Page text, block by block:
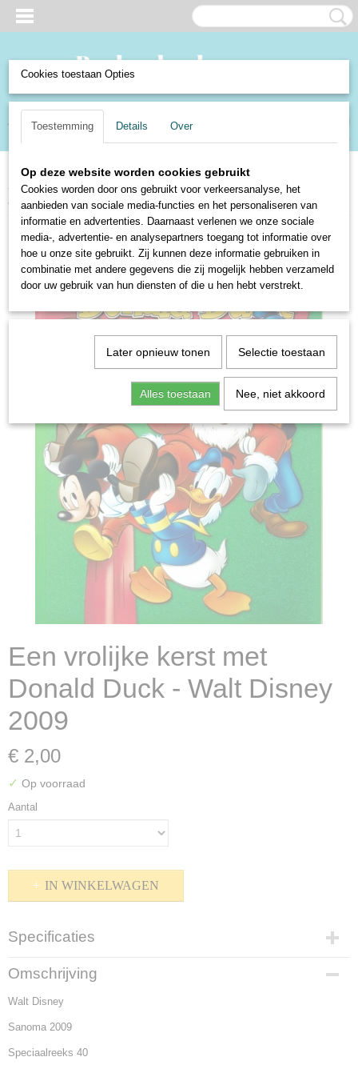
Inloggen Registreren
(0)
Home>Boeken en Strips> Strips>Disney>Donald Duck >Een vrolijke
kerst met Donald Duck - Walt Disney 2009
Een vrolijke kerst met
Donald Duck - Walt Disney
2009
€ 2,00
✓ Op voorraad
Aantal
IN WINKELWAGEN
Specificaties
Productcode
P-1500-502
Bruto gewicht
Omschrijving
Walt Disney
Sanoma 2009
Speciaalreeks 40
Cookies toestaan Opties
Toestemming Details Over
Op deze website worden cookies gebruikt
Cookies worden door ons gebruikt voor verkeersanalyse, het
aanbieden van sociale media-functies en het personaliseren van
informatie en advertenties. Daarnaast verlenen we onze sociale
media-, advertentie- en analysepartners toegang tot informatie over
hoe u onze site gebruikt. Zij kunnen deze informatie gebruiken in
combinatie met andere gegevens die zij mogelijk hebben verzameld
door uw gebruik van hun diensten of die u hen hebt verstrekt.
Later opnieuw tonen Selectie toestaan
Alles toestaan Nee, niet akkoord